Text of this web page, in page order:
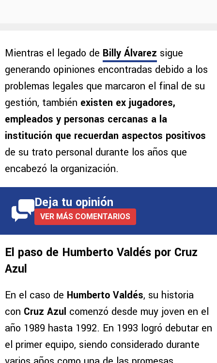
Mientras el legado deBilly Álvarezsigue
generando opiniones encontradas debido a los
problemas legales que marcaron el final de su
gestión, tambiénexisten ex jugadores,
empleados y personas cercanas a la
de su trato personal durante los años que
encabezó la organización.
Deja tu opinión
El paso de Humberto Valdés por Cruz
Azul
En el caso deHumberto Valdés, su historia
conCruz Azulcomenzó desde muy joven en el